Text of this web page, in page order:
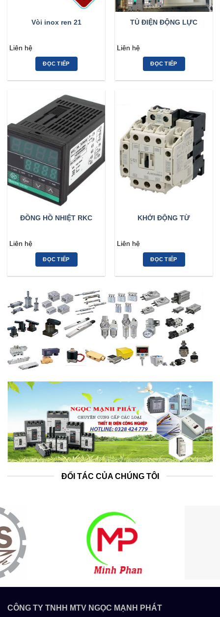
Vòi inox ren 21
Liên hệ
ĐỌC TIẾP
TỦ ĐIỆN ĐỘNG LỰC
Liên hệ
ĐỌC TIẾP
ĐỒNG HỒ NHIỆT RKC
Liên hệ
ĐỌC TIẾP
KHỞI ĐỘNG TỪ
Liên hệ
ĐỌC TIẾP
ĐỐI TÁC CỦA CHÚNG TÔI
CÔNG TY TNHH MTV NGỌC MẠNH PHÁT